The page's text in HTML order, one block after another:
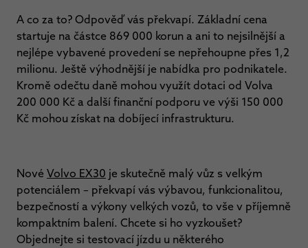
A co za to? Odpověď vás překvapí. Základní cena
startuje na částce 869 000 korun a ani to nejsilnější a
nejlépe vybavené provedení se nepřehoupne přes 1,2
milionu. Ještě výhodnější je nabídka pro podnikatele.
Kromě odečtu daně mohou využít dotaci od Volva
200 000 Kč a další finanční podporu ve výši 150 000
Kč mohou získat na dobíjecí infrastrukturu.
Nové Volvo EX30 je skutečně malý vůz s velkým
potenciálem – překvapí vás výbavou, funkcionalitou,
bezpečností a výkony velkých vozů, to vše v příjemně
kompaktním balení. Chcete si ho vyzkoušet?
Objednejte si testovací jízdu u některého